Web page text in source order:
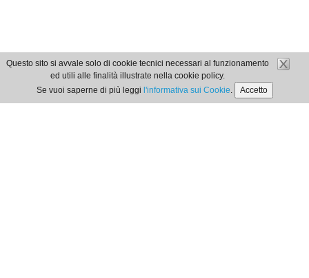
Questo sito si avvale solo di cookie tecnici necessari al funzionamento
ed utili alle finalità illustrate nella cookie policy.
Se vuoi saperne di più leggi l'informativa sui Cookie. Accetto